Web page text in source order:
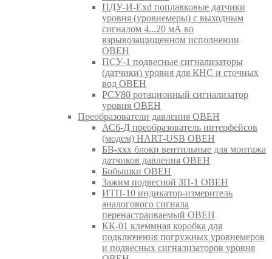
ПДУ-И-Exd поплавковые датчики
уровня (уровнемеры) с выходным
сигналом 4...20 мА во
взрывозащищенном исполнении
ОВЕН
ПСУ-1 подвесные сигнализаторы
(датчики) уровня для КНС и сточных
вод ОВЕН
РСУ80 ротационный сигнализатор
уровня ОВЕН
Преобразователи давления ОВЕН
АС6-Д преобразователь интерфейсов
(модем) HART-USB ОВЕН
БВ-ххх блоки вентильные для монтажа
датчиков давления ОВЕН
Бобышки ОВЕН
Зажим подвесной ЗП-1 ОВЕН
ИТП-10 индикатор-измеритель
аналогового сигнала
перенастраиваемый ОВЕН
КК-01 клеммная коробка для
подключения погружных уровнемеров
и подвесных сигнализаторов уровня